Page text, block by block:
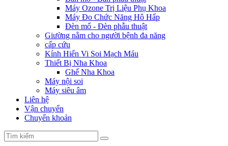
Máy Ozone Trị Liệu Phụ Khoa
Máy Đo Chức Năng Hô Hấp
Đèn mổ - Đèn phẫu thuật
Giường nằm cho người bệnh đa năng
cấp cứu
Kính Hiển Vi Soi Mạch Máu
Thiết Bị Nha Khoa
Ghế Nha Khoa
Máy nội soi
Máy siêu âm
Liên hệ
Vận chuyển
Chuyển khoản